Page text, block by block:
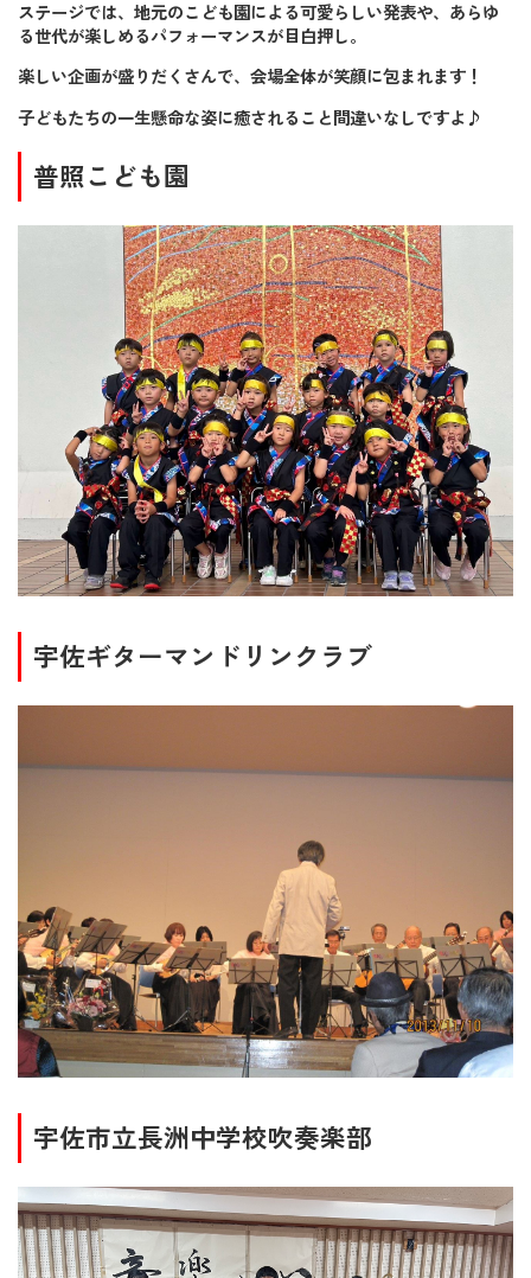
ステージでは、地元のこども園による可愛らしい発表や、あらゆ
る世代が楽しめるパフォーマンスが目白押し。
楽しい企画が盛りだくさんで、会場全体が笑顔に包まれます！
子どもたちの一生懸命な姿に癒されること間違いなしですよ♪
普照こども園
宇佐ギターマンドリンクラブ
宇佐市立長洲中学校吹奏楽部